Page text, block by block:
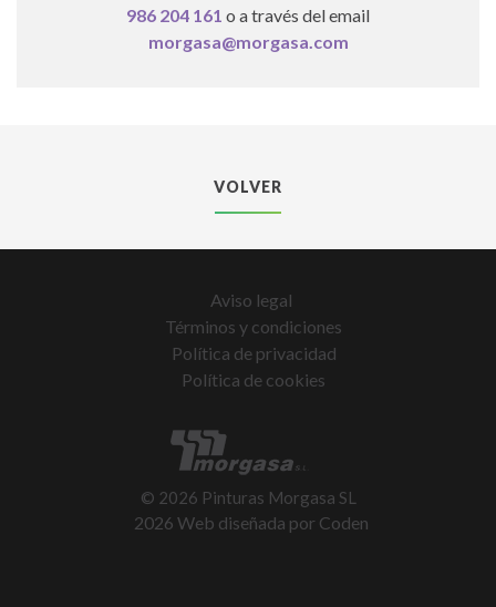
986 204 161 o a través del email
morgasa@morgasa.com
VOLVER
Aviso legal
Términos y condiciones
Política de privacidad
Política de cookies
© 2026 Pinturas Morgasa SL
2026 Web diseñada por Coden